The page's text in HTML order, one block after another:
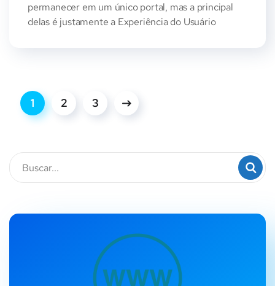
permanecer em um único portal, mas a principal
delas é justamente a Experiência do Usuário
1 2 3